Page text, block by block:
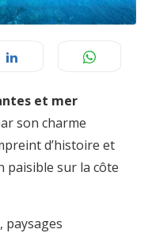
et mer
son charme
d’histoire et
paisible sur la côte
paysages